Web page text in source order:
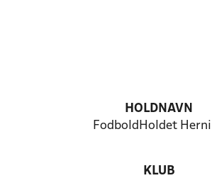
HOLDNAVN
FodboldHoldet
KLUB